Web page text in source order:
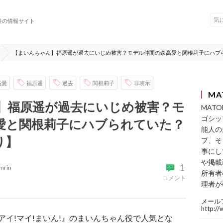
情報サイト
【まいんちゃん】福原遥が過去にいじめ被害？モデル仲間の森高愛と関根莉子にハ
愛 福原遥 過去 関根莉子 非表示
福原遥が過去にいじめ被害？モ
と関根莉子にハブられていた？
1
コメント
イ!マイ!まいん!』のまいんちゃん役で人気とな
ゴシ
能人
プ、
事に
や掲
所有
理者
メール
http://